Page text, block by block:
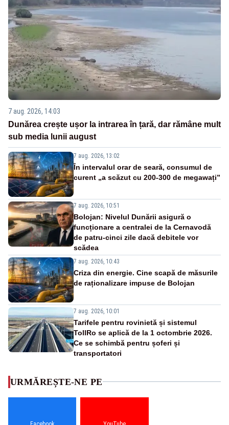
7 aug. 2026, 14:03
Dunărea crește ușor la intrarea în țară, dar rămâne mult
sub media lunii august
7 aug. 2026, 13:02
În intervalul orar de seară, consumul de
curent „a scăzut cu 200-300 de megawați”
7 aug. 2026, 10:51
Bolojan: Nivelul Dunării asigură o
funcționare a centralei de la Cernavodă
de patru-cinci zile dacă debitele vor
scădea
7 aug. 2026, 10:43
Criza din energie. Cine scapă de măsurile
de raționalizare impuse de Bolojan
7 aug. 2026, 10:01
Tarifele pentru rovinietă și sistemul
TollRo se aplică de la 1 octombrie 2026.
Ce se schimbă pentru șoferi și
transportatori
URMĂREȘTE-NE PE